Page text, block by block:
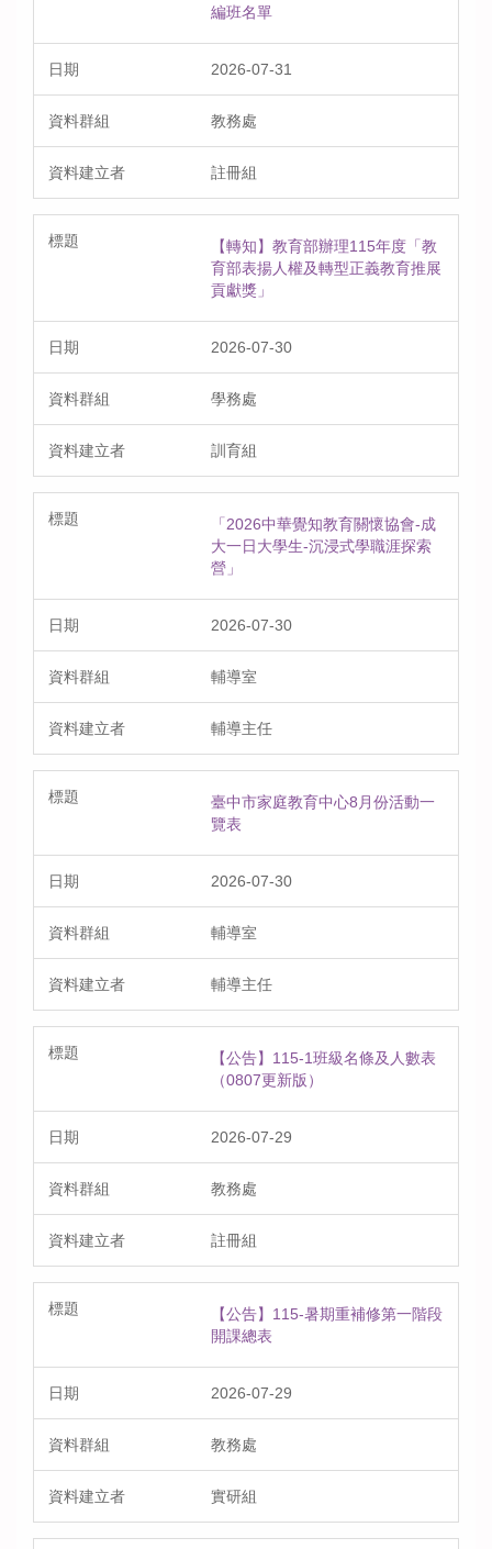
編班名單
2026-07-31
教務處
註冊組
【轉知】教育部辦理115年度「教
育部表揚人權及轉型正義教育推展
貢獻獎」
2026-07-30
學務處
訓育組
「2026中華覺知教育關懷協會-成
大一日大學生-沉浸式學職涯探索
營」
2026-07-30
輔導室
輔導主任
臺中市家庭教育中心8月份活動一
覽表
2026-07-30
輔導室
輔導主任
【公告】115-1班級名條及人數表
（0807更新版）
2026-07-29
教務處
註冊組
【公告】115-暑期重補修第一階段
開課總表
2026-07-29
教務處
實研組